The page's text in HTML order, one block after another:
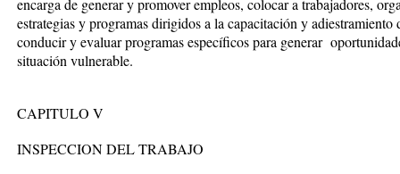
encarga de generar y promover empleos, colocar a trabajadores,
estrategias y programas dirigidos a la capacitación y
conducir y evaluar programas específicos para generar
situación vulnerable.
CAPITULO V
INSPECCION DEL TRABAJO